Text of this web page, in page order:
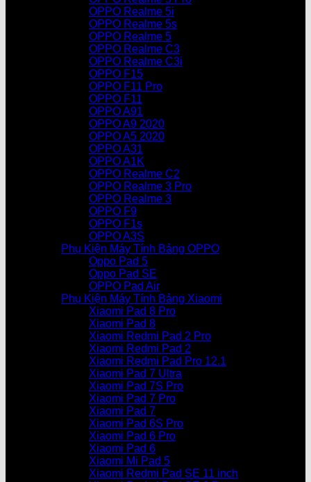
OPPO Realme 5i
OPPO Realme 5s
OPPO Realme 5
OPPO Realme C3
OPPO Realme C3i
OPPO F15
OPPO F11 Pro
OPPO F11
OPPO A91
OPPO A9 2020
OPPO A5 2020
OPPO A31
OPPO A1K
OPPO Realme C2
OPPO Realme 3 Pro
OPPO Realme 3
OPPO F9
OPPO F1s
OPPO A3S
Phụ Kiện Máy Tính Bảng OPPO
Oppo Pad 5
Oppo Pad SE
OPPO Pad Air
Phụ Kiện Máy Tính Bảng Xiaomi
Xiaomi Pad 8 Pro
Xiaomi Pad 8
Xiaomi Redmi Pad 2 Pro
Xiaomi Redmi Pad 2
Xiaomi Redmi Pad Pro 12.1
Xiaomi Pad 7 Ultra
Xiaomi Pad 7S Pro
Xiaomi Pad 7 Pro
Xiaomi Pad 7
Xiaomi Pad 6S Pro
Xiaomi Pad 6 Pro
Xiaomi Pad 6
Xiaomi Mi Pad 5
Xiaomi Redmi Pad SE 11 inch